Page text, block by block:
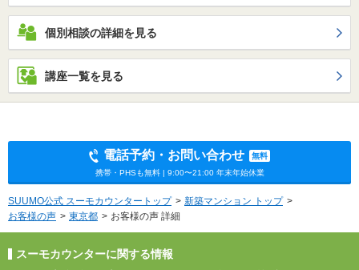
個別相談の詳細を見る
講座一覧を見る
電話予約・お問い合わせ
無料
携帯・PHSも無料 | 9:00〜21:00 年末年始休業
SUUMO公式 スーモカウンタートップ
新築マンション トップ
お客様の声
東京都 お客様の声 詳細
スーモカウンターに関する情報